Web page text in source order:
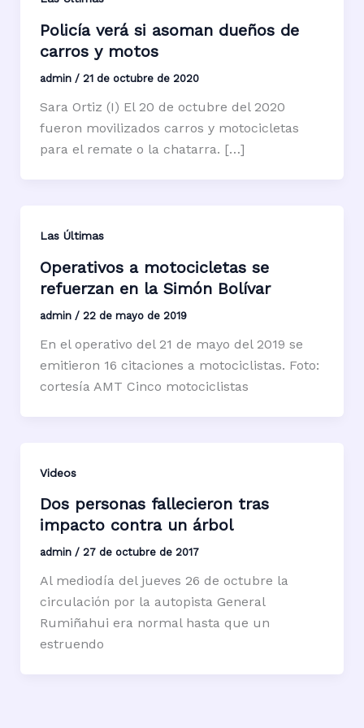
Policía verá si asoman dueños de
carros y motos
admin / 21 de octubre de 2020
Sara Ortiz (I) El 20 de octubre del 2020
fueron movilizados carros y motocicletas
para el remate o la chatarra. […]
Las Últimas
Operativos a motocicletas se
refuerzan en la Simón Bolívar
admin / 22 de mayo de 2019
En el operativo del 21 de mayo del 2019 se
emitieron 16 citaciones a motociclistas. Foto:
cortesía AMT Cinco motociclistas
Videos
Dos personas fallecieron tras
impacto contra un árbol
admin / 27 de octubre de 2017
Al mediodía del jueves 26 de octubre la
circulación por la autopista General
Rumiñahui era normal hasta que un
estruendo